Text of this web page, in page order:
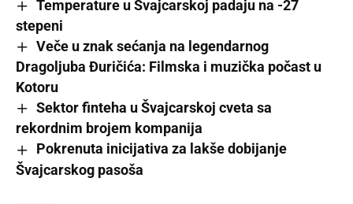
Temperature u Švajcarskoj padaju na -27
stepeni
Veče u znak sećanja na legendarnog
Dragoljuba Đuričića: Filmska i muzička počast u
Kotoru
Sektor finteha u Švajcarskoj cveta sa
rekordnim brojem kompanija
Pokrenuta inicijativa za lakše dobijanje
Švajcarskog pasoša